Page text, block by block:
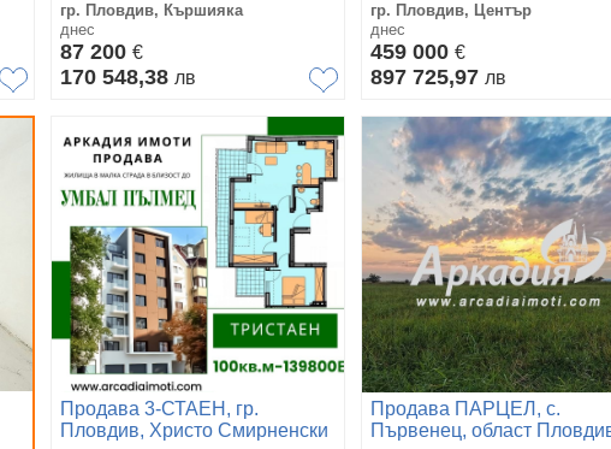
гр. Пловдив, Кършияка
днес
87 200 €
170 548,38 лв
гр. Пловдив, Център
днес
459 000 €
897 725,97 лв
Продава 3-СТАЕН, гр.
Пловдив, Христо Смирненски
Продава ПАРЦЕЛ, с.
Първенец, област